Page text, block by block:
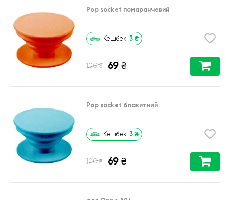
Pop socket помаранчевий
Кешбек 3 ₴
100 ₴ 69 ₴
Pop socket блакитний
Кешбек 3 ₴
100 ₴ 69 ₴